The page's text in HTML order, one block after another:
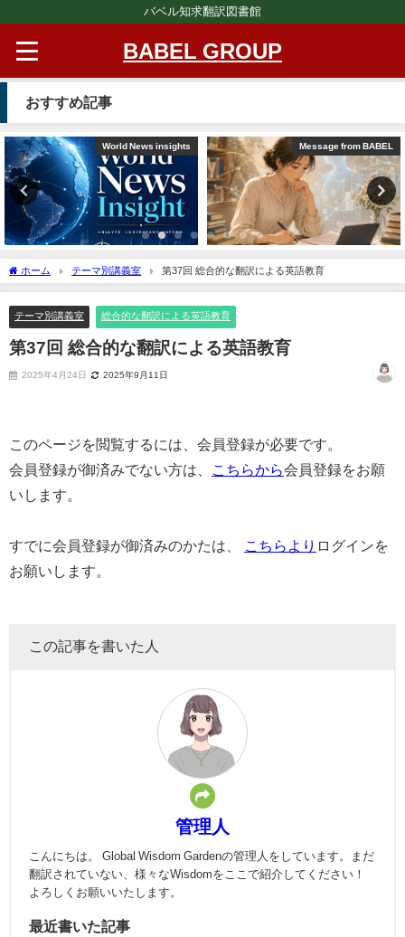
バベル知求翻訳図書館
BABEL GROUP
おすすめ記事
World News insights Message from BABEL
ホーム テーマ別講義室 第37回 総合的な翻訳による英語教育
テーマ別講義室 総合的な翻訳による英語教育
第37回 総合的な翻訳による英語教育
2025年4月24日 2025年9月11日
このページを閲覧するには、会員登録が必要です。
会員登録が御済みでない方は、
こちらから会員登録をお願
いします。
すでに会員登録が御済みのかたは、 こちらより ログインを
お願いします。
この記事を書いた人
管理人
こんにちは。 Global Wisdom Gardenの管理人をしています。まだ
翻訳されていない、様々なWisdomをここで紹介してください！
よろしくお願いいたします。
最近書いた記事